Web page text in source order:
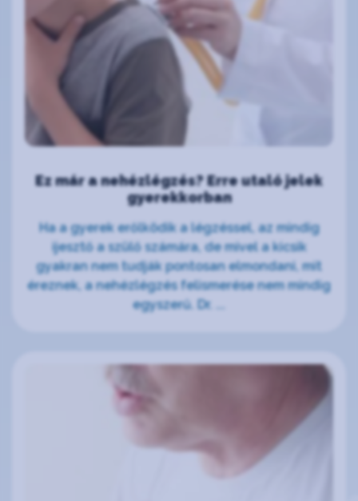
Ez már a nehézlégzés? Erre utaló jelek
gyerekkorban
Ha a gyerek erőlködik a légzéssel, az mindig
ijesztő a szülő számára, de mivel a kicsik
gyakran nem tudják pontosan elmondani, mit
éreznek, a nehézlégzés felismerése nem mindig
egyszerű. Dr. ...